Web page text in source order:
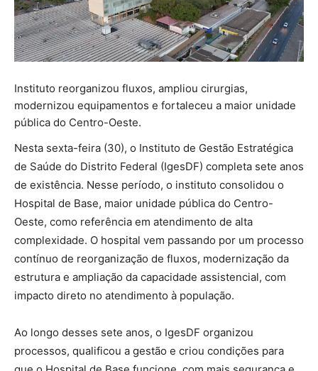
Instituto reorganizou fluxos, ampliou cirurgias,
modernizou equipamentos e fortaleceu a maior unidade
pública do Centro-Oeste.
Nesta sexta-feira (30), o Instituto de Gestão Estratégica
de Saúde do Distrito Federal (IgesDF) completa sete anos
de existência. Nesse período, o instituto consolidou o
Hospital de Base, maior unidade pública do Centro-
Oeste, como referência em atendimento de alta
complexidade. O hospital vem passando por um processo
contínuo de reorganização de fluxos, modernização da
estrutura e ampliação da capacidade assistencial, com
impacto direto no atendimento à população.
Ao longo desses sete anos, o IgesDF organizou
processos, qualificou a gestão e criou condições para